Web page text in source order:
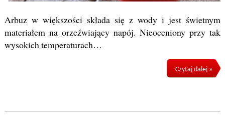
Arbuz w większości składa się z wody i jest świetnym
materiałem na orzeźwiający napój. Nieoceniony przy tak
wysokich temperaturach…
Czytaj dalej »